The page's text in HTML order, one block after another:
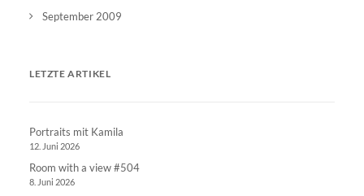
September 2009
LETZTE ARTIKEL
Portraits mit Kamila
12. Juni 2026
Room with a view #504
8. Juni 2026